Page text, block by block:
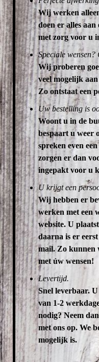
Wij werken
doen er alles
met zorg voor u
Speciale wensen?
Wij proberen
veel mogelijk
Zo ontstaat een
Uw bestelling is
Woont u in de
bespaart u weer
spreken even
zorgen er dan
ingepakt voor u
U krijgt een
Wij hebben er
werken met een
website. U
daarna is er
mail. Zo kunnen
met úw wensen!
Levertijd.
Snel leverbaar.
van 1-2
nodig? Neem
met ons op. We
mogelijk is.